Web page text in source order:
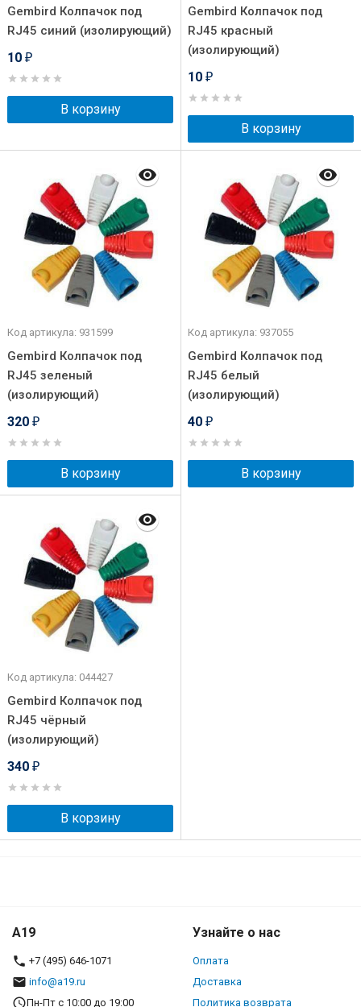
Gembird Колпачок под
RJ45 синий (изолирующий)
10 ₽
В корзину
Gembird Колпачок под
RJ45 красный
(изолирующий)
10 ₽
В корзину
Код артикула: 931599
Gembird Колпачок под
RJ45 зеленый
(изолирующий)
320 ₽
В корзину
Код артикула: 937055
Gembird Колпачок под
RJ45 белый
(изолирующий)
40 ₽
В корзину
Код артикула: 044427
Gembird Колпачок под
RJ45 чёрный
(изолирующий)
340 ₽
В корзину
A19
+7 (495) 646-1071
info@a19.ru
Пн-Пт с 10:00 до 19:00
Узнайте о нас
Оплата
Доставка
Политика возврата